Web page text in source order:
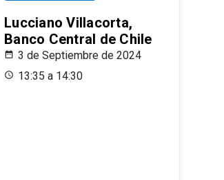
Lucciano Villacorta,
Banco Central de Chile
3 de Septiembre de 2024
13:35 a 14:30